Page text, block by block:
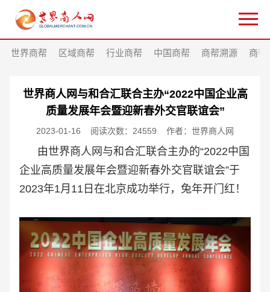
世界商帮 区域商帮 行业商帮 中国商帮 商帮溯源 商帮
世界商人网与和合汇联合主办“2022中国企业高
质量发展年会暨迎新春外交官联谊会”
2023-01-16 阅读次数：24559 作者：世界商人网
由世界商人网与和合汇联合主办的“2022中国
企业高质量发展年会暨迎新春外交官联谊会”于
2023年1月11日 在北京成功举行，兔年开门红！